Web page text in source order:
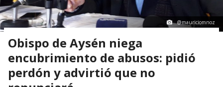
@mauriciomnoz
Obispo de Aysén niega
encubrimiento de abusos: pidió
perdón y advirtió que no